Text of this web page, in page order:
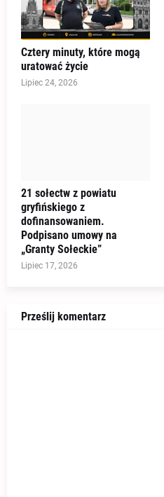
Cztery minuty, które mogą
uratować życie
Lipiec 24, 2026
21 sołectw z powiatu
gryfińskiego z
dofinansowaniem.
Podpisano umowy na
„Granty Sołeckie”
Lipiec 17, 2026
Prześlij komentarz